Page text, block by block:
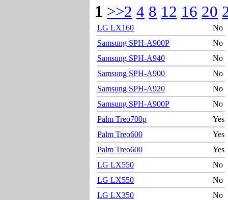
1 >>2 4 8 12 16 20
LG LX160
No
Samsung SPH-A900P
No
Samsung SPH-A940
No
Samsung SPH-A900
No
Samsung SPH-A920
No
Samsung SPH-A900P
No
Palm Treo700p
Yes
Palm Treo600
Yes
Palm Treo600
Yes
LG LX550
No
LG LX550
No
LG LX350
No